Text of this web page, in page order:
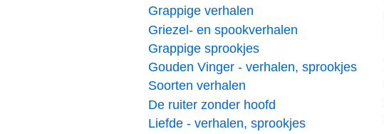
Grappige verhalen
Griezel- en spookverhalen
Grappige sprookjes
Gouden Vinger - verhalen, sprookjes
Soorten verhalen
De ruiter zonder hoofd
Liefde - verhalen, sprookjes